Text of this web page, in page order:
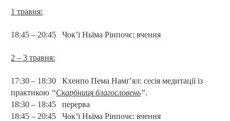
1травня:
18:45 – 20:45Чок’ї Ньїма Рінпочє: вчення
2 – 3травня:
17:30 – 18:30Кхенпо Пема Намґ’ял: сесія медитації із
практикою “Скарбниця благословень”.
18:30 – 18:45перерва
18:45 – 20:45Чок’ї Ньїма Рінпочє: вчення